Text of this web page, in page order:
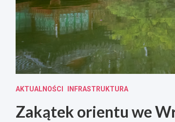
AKTUALNOŚCI INFRASTRUKTURA
Zakątek orientu we